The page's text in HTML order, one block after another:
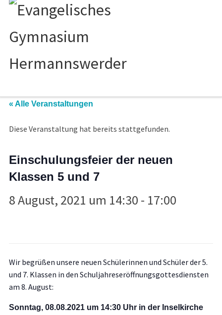
« Alle Veranstaltungen
Diese Veranstaltung hat bereits stattgefunden.
Einschulungsfeier der neuen
Klassen 5 und 7
8 August, 2021 um 14:30 - 17:00
Wir begrüßen unsere neuen Schülerinnen und Schüler der 5.
und 7. Klassen in den Schuljahreseröffnungsgottesdiensten
am 8. August:
Sonntag, 08.08.2021 um 14:30Uhr in der Inselkirche